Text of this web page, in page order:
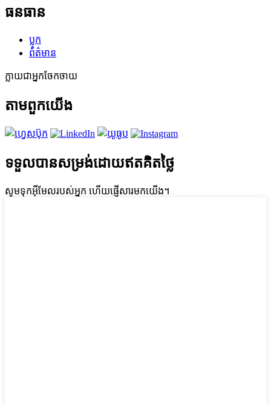
ធនធាន
ប្លុក
ព័ត៌មាន
ក្លាយជាអ្នកចែកចាយ
តាមពួកយើង
ទទួលបានសម្រង់ដោយឥតគិតថ្លៃ
សូមទុកអ៊ីមែលរបស់អ្នក ហើយផ្ញើសារមកយើង។